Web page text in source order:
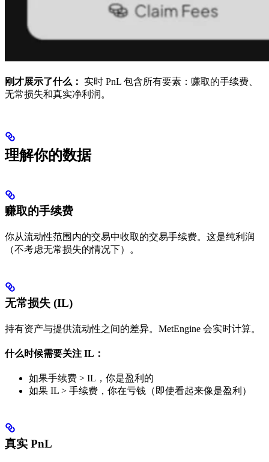
刚才展示了什么：
实时 PnL 包含所有要素：赚取的手续费、
无常损失和真实净利润。
理解你的数据
赚取的手续费
你从流动性范围内的交易中收取的交易手续费。这是纯利润
（不考虑无常损失的情况下）。
无常损失 (IL)
持有资产与提供流动性之间的差异。MetEngine 会实时计算。
什么时候需要关注 IL：
如果手续费 > IL，你是盈利的
如果 IL > 手续费，你在亏钱（即使看起来像是盈利）
真实 PnL